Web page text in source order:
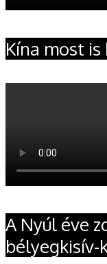
Kína most
A Nyúl éve
bélyegkisív-